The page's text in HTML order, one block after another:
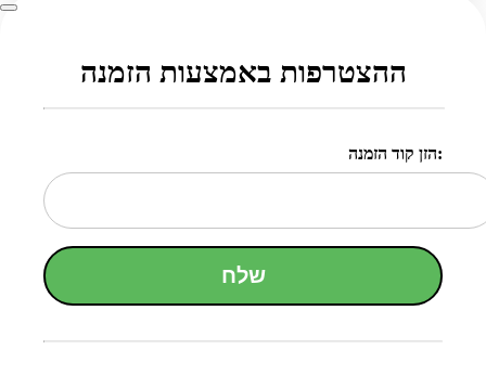
ההצטרפות באמצעות הזמנה
הזן קוד הזמנה:
שלח